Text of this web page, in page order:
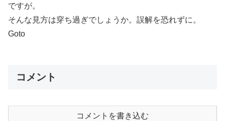
ですが。
そんな見方は穿ち過ぎでしょうか。誤解を恐れずに。
Goto
コメント
コメントを書き込む